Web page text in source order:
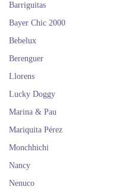
Barriguitas
Bayer Chic 2000
Bebelux
Berenguer
Llorens
Lucky Doggy
Marina & Pau
Mariquita Pérez
Monchhichi
Nancy
Nenuco